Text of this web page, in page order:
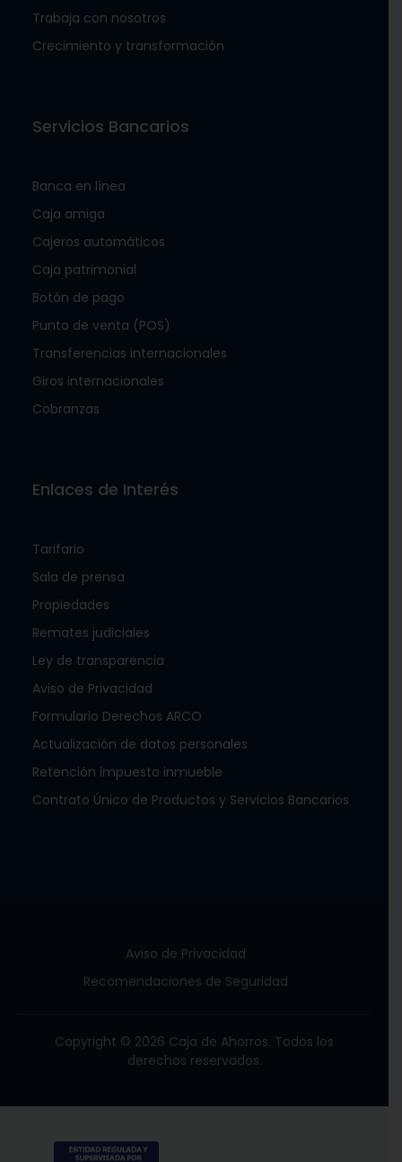
Trabaja con nosotros
Crecimiento y transformación
Servicios Bancarios
Banca en línea
Caja amiga
Cajeros automáticos
Caja patrimonial
Botón de pago
Punto de venta (POS)
Transferencias internacionales
Giros internacionales
Cobranzas
Enlaces de Interés
Tarifario
Sala de prensa
Propiedades
Remates judiciales
Ley de transparencia
Aviso de Privacidad
Formulario Derechos ARCO
Actualización de datos personales
Retención impuesto inmueble
Contrato Único de Productos y Servicios Bancarios
Aviso de Privacidad
Recomendaciones de Seguridad
Copyright © 2026 Caja de Ahorros. Todos los
derechos reservados.